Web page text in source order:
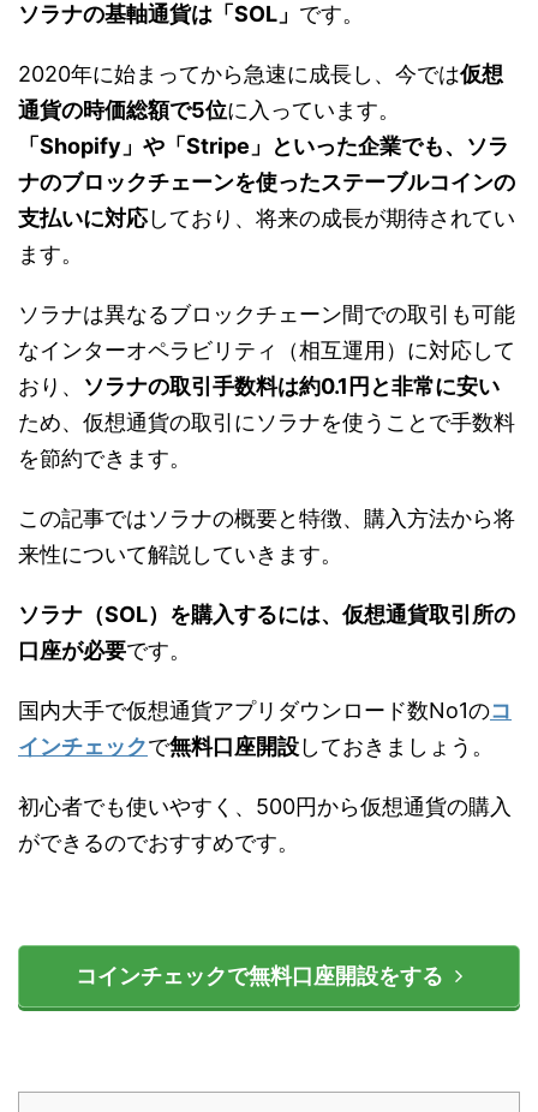
ソラナの基軸通貨は「SOL」 です。
2020年に始まってから急速に成長し、今では仮想
通貨の時価総額で5位に入っています。
「Shopify」や「Stripe」といった企業でも、ソラ
ナのブロックチェーンを使ったステーブルコインの
支払いに対応しており、将来の成長が期待されてい
ます。
ソラナは異なるブロックチェーン間での取引も可能
なインターオペラビリティ（相互運用）に対応して
おり、 ソラナの取引手数料は約0.1円と非常に安い
ため、仮想通貨の取引にソラナを使うことで手数料
を節約できます。
この記事ではソラナの概要と特徴、購入方法から将
来性について解説していきます。
ソラナ（SOL）を購入するには、仮想通貨取引所の
口座が必要です。
国内大手で仮想通貨アプリダウンロード数No1のコ
インチェックで無料口座開設しておきましょう。
初心者でも使いやすく、500円から仮想通貨の購入
ができるのでおすすめです。
コインチェックで無料口座開設をする